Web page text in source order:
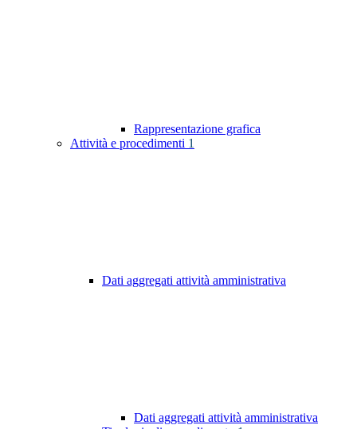
Rappresentazione grafica
Attività e procedimenti 1
Dati aggregati attività amministrativa
Dati aggregati attività amministrativa